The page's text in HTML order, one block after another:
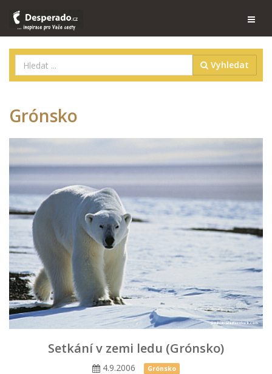
Vyhledat
Grónsko
Setkání v zemi ledu (Grónsko)
4.9.2006 Grónsko